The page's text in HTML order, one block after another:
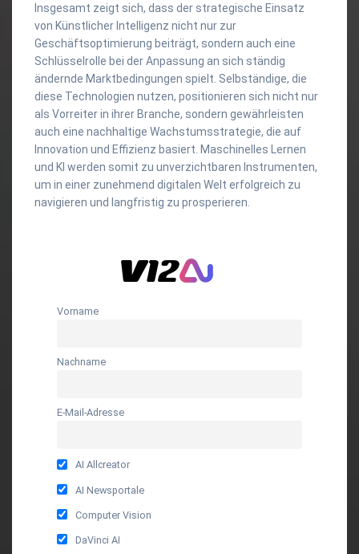
Insgesamt zeigt sich, dass der strategische Einsatz
von Künstlicher Intelligenz nicht nur zur
Geschäftsoptimierung beiträgt, sondern auch eine
Schlüsselrolle bei der Anpassung an sich ständig
ändernde Marktbedingungen spielt. Selbständige, die
diese Technologien nutzen, positionieren sich nicht nur
als Vorreiter in ihrer Branche, sondern gewährleisten
auch eine nachhaltige Wachstumsstrategie, die auf
Innovation und Effizienz basiert. Maschinelles Lernen
und KI werden somit zu unverzichtbaren Instrumenten,
um in einer zunehmend digitalen Welt erfolgreich zu
navigieren und langfristig zu prosperieren.
Vorname
Nachname
E-Mail-Adresse
AI Allcreator
AI Newsportale
Computer Vision
DaVinci AI